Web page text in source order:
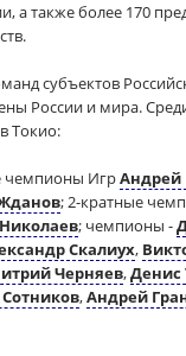
а также более 170
субъектов
России и мира.
Токио:
чемпионы ИгрАндрей
; 2-кратные
; чемпионы -
Скалиух,
Черняев,Денис
,Андрей